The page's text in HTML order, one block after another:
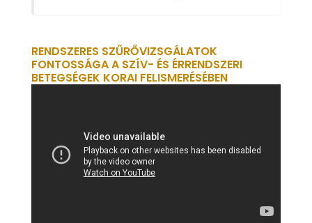
RENDSZERES SZŰRŐVIZSGÁLATOK
FONTOSSÁGA A SZÍV- ÉS ÉRRENDSZERI
BETEGSÉGEK KORAI FELISMERÉSÉBEN